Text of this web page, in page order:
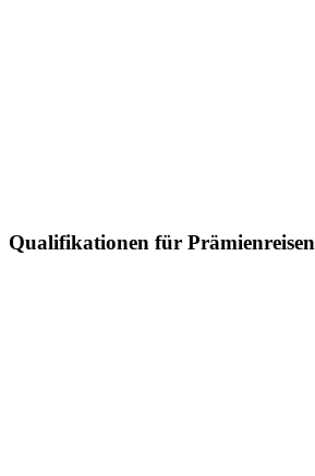
Qualifikationen für Prämienreisen